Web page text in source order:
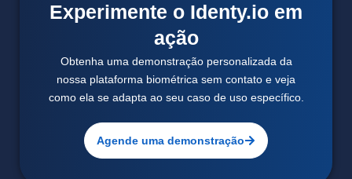
Experimente o Identy.io em
ação
Obtenha uma demonstração personalizada da
nossa plataforma biométrica sem contato e veja
como ela se adapta ao seu caso de uso específico.
Agende uma demonstração